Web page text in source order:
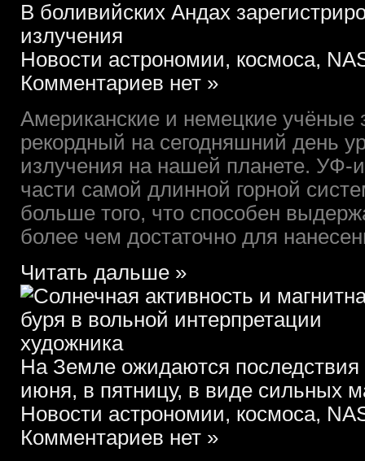
В боливийских Андах
излучения
Новости астрономии, космоса,
Комментариев нет »
Американские и немецкие учёные
рекордный на сегодняшний день
излучения на нашей планете. УФ-
части самой длинной горной
больше того, что способен
более чем достаточно для
Читать дальше »
На Земле ожидаются последствия
июня, в пятницу, в виде сильных
Новости астрономии, космоса,
Комментариев нет »